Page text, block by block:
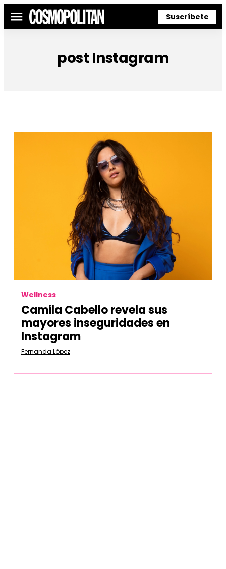
Menú Suscríbete
post Instagram
Wellness
Camila Cabello revela sus
mayores inseguridades en
Instagram
Fernanda López